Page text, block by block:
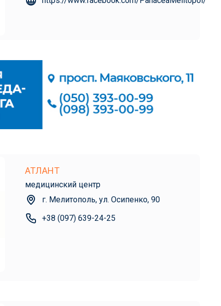
АТЛАНТ
медицинский центр
г. Мелитополь, ул. Осипенко, 90
+38 (097) 639-24-25